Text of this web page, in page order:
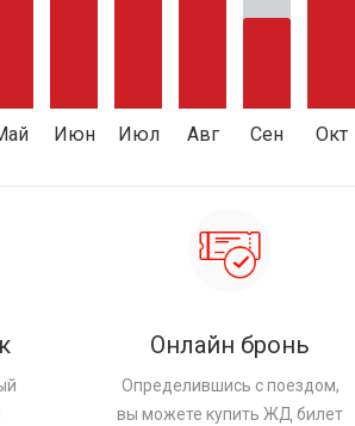
Июн Июл Авг Сен Окт
Онлайн бронь
Определившись с поездом,
вы можете купить ЖД билет